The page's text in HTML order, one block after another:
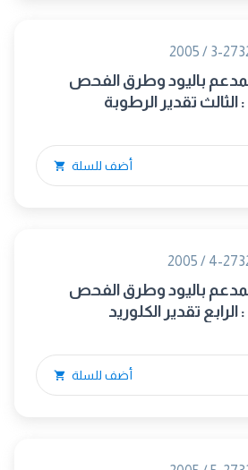
باليود وطرق الفحص
أضف للسلة
باليود وطرق الفحص
أضف للسلة